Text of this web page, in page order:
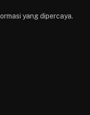
yang dipercaya.